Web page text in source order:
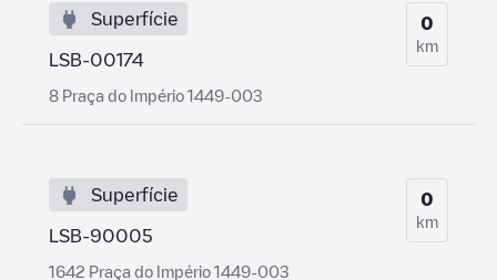
Superfície
LSB-00174
8 Praça do Império 1449-003
0
km
Superfície
LSB-90005
1642 Praça do Império 1449-003
0
km